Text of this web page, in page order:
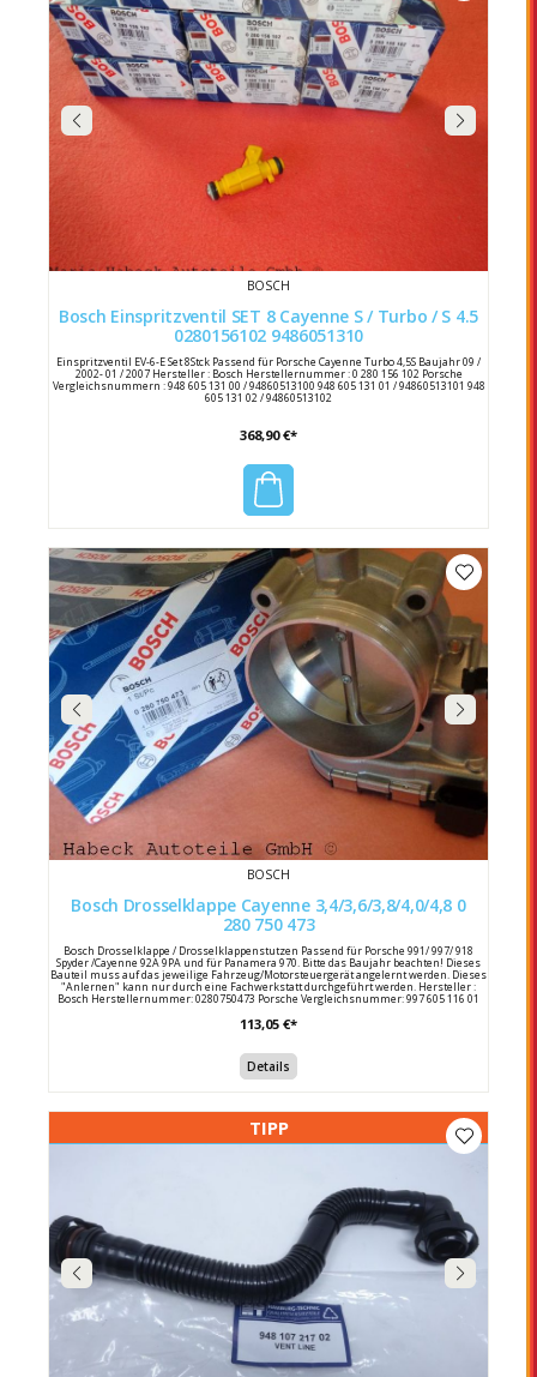
BOSCH
Bosch Einspritzventil SET 8 Cayenne S / Turbo / S 4.5
0280156102 9486051310
Einspritzventil EV-6-E Set 8Stck Passend für Porsche Cayenne Turbo 4,5S Baujahr 09 /
2002- 01 / 2007 Hersteller : Bosch Herstellernummer : 0 280 156 102 Porsche
Vergleichsnummern : 948 605 131 00 / 94860513100 948 605 131 01 / 94860513101 948
605 131 02 / 94860513102
368,90 €*
BOSCH
Bosch Drosselklappe Cayenne 3,4/3,6/3,8/4,0/4,8 0
280 750 473
Bosch Drosselklappe / Drosselklappenstutzen Passend für Porsche 991/ 997/ 918
Spyder /Cayenne 92A 9PA und für Panamera 970. Bitte das Baujahr beachten! Dieses
Bauteil muss auf das jeweilige Fahrzeug/Motorsteuergerät angelernt werden. Dieses
"Anlernen" kann nur durch eine Fachwerkstatt durchgeführt werden. Hersteller :
Bosch Herstellernummer: 0280750473 Porsche Vergleichsnummer: 997 605 116 01
113,05 €*
Details
TIPP